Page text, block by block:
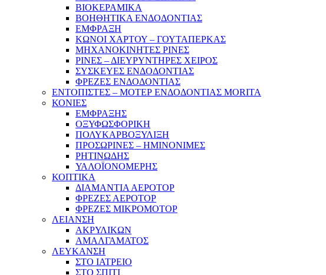
ΒΙΟΚΕΡΑΜΙΚΑ
ΒΟΗΘΗΤΙΚΑ ΕΝΔΟΔΟΝΤΙΑΣ
ΕΜΦΡΑΞΗ
ΚΩΝΟΙ ΧΑΡΤΟΥ – ΓΟΥΤΑΠΕΡΚΑΣ
ΜΗΧΑΝΟΚΙΝΗΤΕΣ ΡΙΝΕΣ
ΡΙΝΕΣ – ΔΙΕΥΡΥΝΤΗΡΕΣ ΧΕΙΡΟΣ
ΣΥΣΚΕΥΕΣ ΕΝΔΟΔΟΝΤΙΑΣ
ΦΡΕΖΕΣ ΕΝΔΟΔΟΝΤΙΑΣ
ΕΝΤΟΠΙΣΤΕΣ – ΜΟΤΕΡ ΕΝΔΟΔΟΝΤΙΑΣ MORITA
ΚΟΝΙΕΣ
ΕΜΦΡΑΞΗΣ
ΟΞΥΦΩΣΦΟΡΙΚΗ
ΠΟΛΥΚΑΡΒΟΞΥΛΙΞΗ
ΠΡΟΣΩΡΙΝΕΣ – ΗΜΙΝΟΝΙΜΕΣ
ΡΗΤΙΝΩΔΗΣ
ΥΑΛΟΪΟΝΟΜΕΡΗΣ
ΚΟΠΤΙΚΑ
ΔΙΑΜΑΝΤΙΑ ΑΕΡΟΤΟΡ
ΦΡΕΖΕΣ ΑΕΡΟΤΟΡ
ΦΡΕΖΕΣ ΜΙΚΡΟΜΟΤΟΡ
ΛΕΙΑΝΣΗ
ΑΚΡΥΛΙΚΩΝ
ΑΜΑΛΓΑΜΑΤΟΣ
ΛΕΥΚΑΝΣΗ
ΣΤΟ ΙΑΤΡΕΙΟ
ΣΤΟ ΣΠΙΤΙ